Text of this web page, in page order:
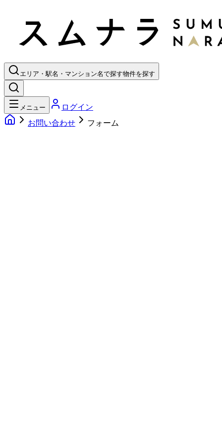
エリア・駅名・マンション名で探す物件を探す
メニュー
ログイン
お問い合わせ
フォーム